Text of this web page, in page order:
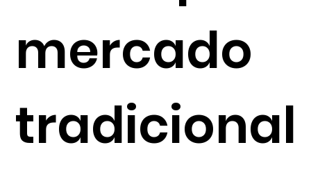
mercado
tradicional.